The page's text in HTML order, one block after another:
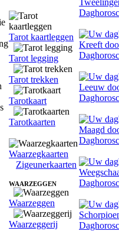
Tarot kaartleggen
Tarot legging
Tarot trekken
Tarotkaart
Tarotkaarten
Waarzegkaarten
Zigeunerkaarten
WAARZEGGEN
Waarzeggen
Waarzeggerij